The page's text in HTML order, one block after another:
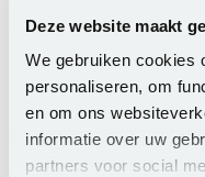
Deze website maakt
We gebruiken cookies
personaliseren, om
en om ons
informatie over uw
partners voor social